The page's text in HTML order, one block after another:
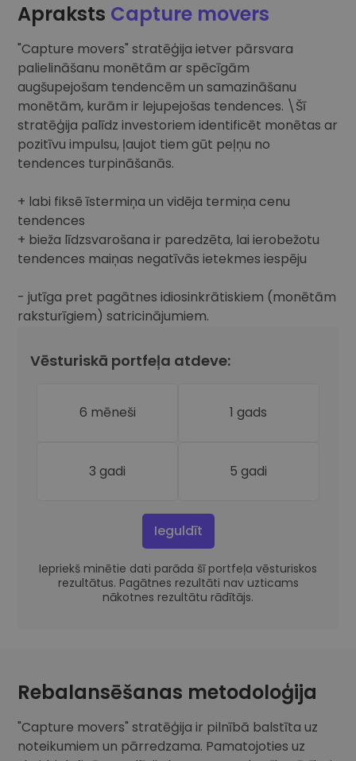
Apraksts Capture movers
"Capture movers" stratēģija ietver pārsvara
palielināšanu monētām ar spēcīgām
augšupejošam tendencēm un samazināšanu
monētām, kurām ir lejupejošas tendences. \Šī
stratēģija palīdz investoriem identificēt monētas ar
pozitīvu impulsu, ļaujot tiem gūt peļņu no
tendences turpināšanās.
+ labi fiksē īstermiņa un vidēja termiņa cenu
tendences
+ bieža līdzsvarošana ir paredzēta, lai ierobežotu
tendences maiņas negatīvās ietekmes iespēju
- jutīga pret pagātnes idiosinkrātiskiem (monētām
raksturīgiem) satricinājumiem.
Vēsturiskā portfeļa atdeve:
6 mēneši 1 gads
3 gadi 5 gadi
Ieguldīt
Iepriekš minētie dati parāda šī portfeļa vēsturiskos
rezultātus. Pagātnes rezultāti nav uzticams
nākotnes rezultātu rādītājs.
Rebalansēšanas metodoloģija
"Capture movers" stratēģija ir pilnībā balstīta uz
noteikumiem un pārredzama. Pamatojoties uz